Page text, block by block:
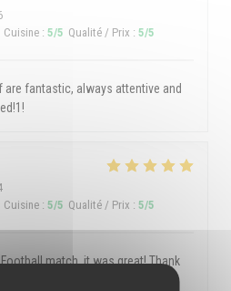
Cuisine : 5/5 Qualité / Prix : 5/5
fantastic, always attentive and
Cuisine : 5/5 Qualité / Prix : 5/5
match, it was great! Thank
food and very gentle and kind